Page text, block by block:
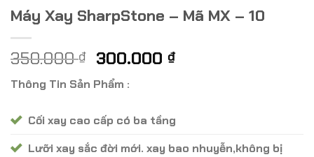
Máy Xay SharpStone – Mã MX – 10
350.000₫ Giá
gốc
là:
300.000 ₫Giá
300.000 ₫.
Thông Tin Sản Phẩm :
Cối xay cao cấp có ba tầng
Lưỡi xay sắc đời mới. xay bao nhuyễn,không bị